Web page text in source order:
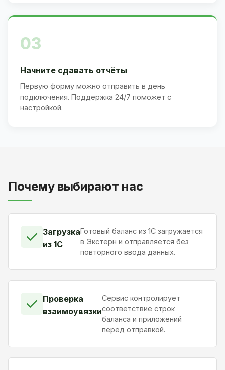
03
Начните сдавать отчёты
Первую форму можно отправить в день
подключения. Поддержка 24/7 поможет с
настройкой.
Почему выбирают нас
✓ Загрузка
из 1С
Готовый баланс из 1С загружается
в Экстерн и отправляется без
повторного ввода данных.
✓ Проверка
взаимоувязки
Сервис контролирует
соответствие строк
баланса и приложений
перед отправкой.